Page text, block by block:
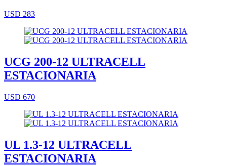
USD 283
UCG 200-12 ULTRACELL
ESTACIONARIA
USD 670
UL 1.3-12 ULTRACELL
ESTACIONARIA